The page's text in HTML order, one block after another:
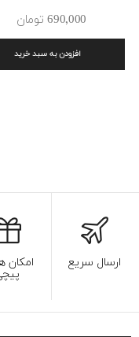
690٬000 ‎تومان
افزودن به سبد خرید
ارسال سریع امکان